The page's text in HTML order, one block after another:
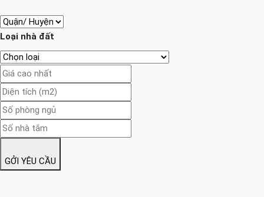
Loại nhà đất
GỞI YÊU CẦU